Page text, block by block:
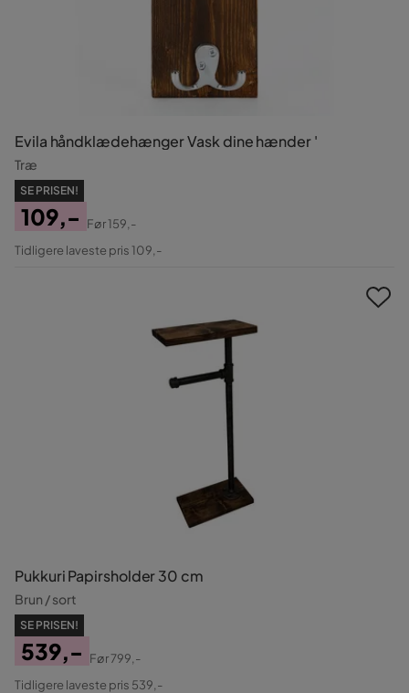
Evila håndklædehænger Vask dine hænder '
Træ
SE PRISEN!
Pris
109,-
Original
Før159,-
Tidligere laveste pris 109,-
Pukkuri Papirsholder 30 cm
Brun / sort
SE PRISEN!
Pris
539,-
Original
Før799,-
Tidligere laveste pris 539,-